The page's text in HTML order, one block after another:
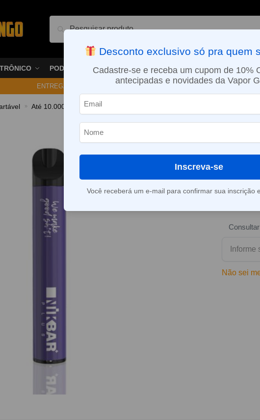
Pesquisar
PODS VAPORIZADOR DE ERVAS E-LIQUÍDOS
ENTREGA NO MESMO DIA EM SÃO PAULO (SEG A SEX): PEDIDOS
» Até 10.000 Puffs » Pod Descartável NikBar Plus – 600 Puffs – Pink
Pod
– 600
Este
Não sei
Desconto exclusivo só pra quem
Cadastre-se e receba um cupom de 10%
antecipadas e novidades da Vapor
Inscreva-se
Você receberá um e-mail para confirmar sua inscrição